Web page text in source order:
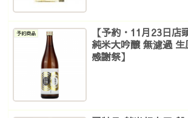
予約商品
【予約・11月23日店
純米大吟醸 無濾過
感謝祭】